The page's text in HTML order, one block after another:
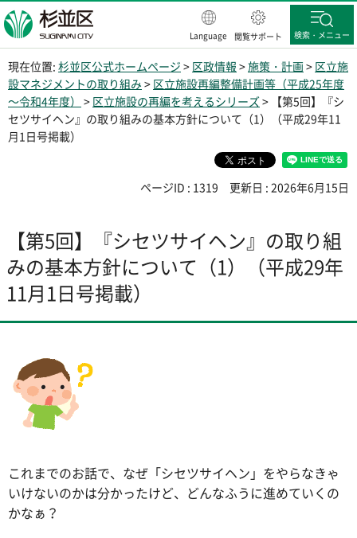
杉並区
Language 閲覧サポート 検索・メニュー
現在位置: 杉並区公式ホームページ > 区政情報 >施策・計画> 区立施
設マネジメントの取り組み > 区立施設再編整備計画等（平成25年度
～令和4年度） > 区立施設の再編を考えるシリーズ> 【第5回】『シ
セツサイヘン』の取り組みの基本方針について（1）（平成29年11
月1日号掲載）
ページID : 1319 更新日 : 2026年6月15日
【第5回】『シセツサイヘン』の取り組
みの基本方針について（1）（平成29年
11月1日号掲載）
これまでのお話で、なぜ「シセツサイヘン」をやらなきゃ
いけないのかは分かったけど、どんなふうに進めていくの
かなぁ？